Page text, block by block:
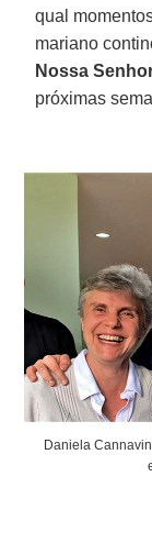
qual
mariano
Nossa
próximas
Daniela